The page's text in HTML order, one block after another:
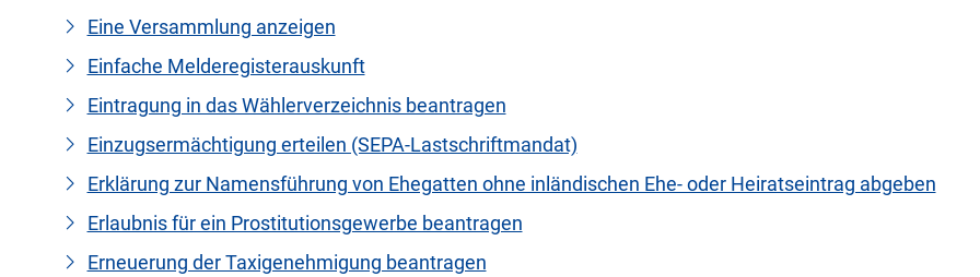
Eine Versammlung anzeigen
Einfache Melderegisterauskunft
Eintragung in das Wählerverzeichnis beantragen
Einzugsermächtigung erteilen (SEPA-Lastschriftmandat)
Erklärung zur Namensführung von Ehegatten ohne inländischen Ehe- oder Heiratseintrag abgeben
Erlaubnis für ein Prostitutionsgewerbe beantragen
Erneuerung der Taxigenehmigung beantragen